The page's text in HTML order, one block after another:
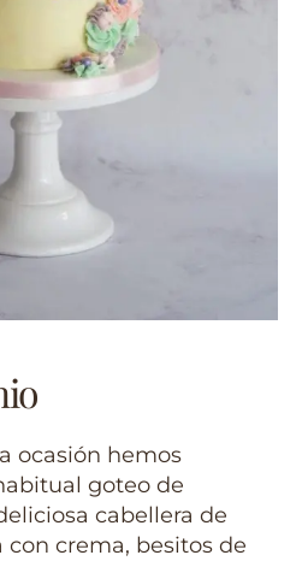
ocasión hemos
goteo de
cabellera de
crema, besitos de